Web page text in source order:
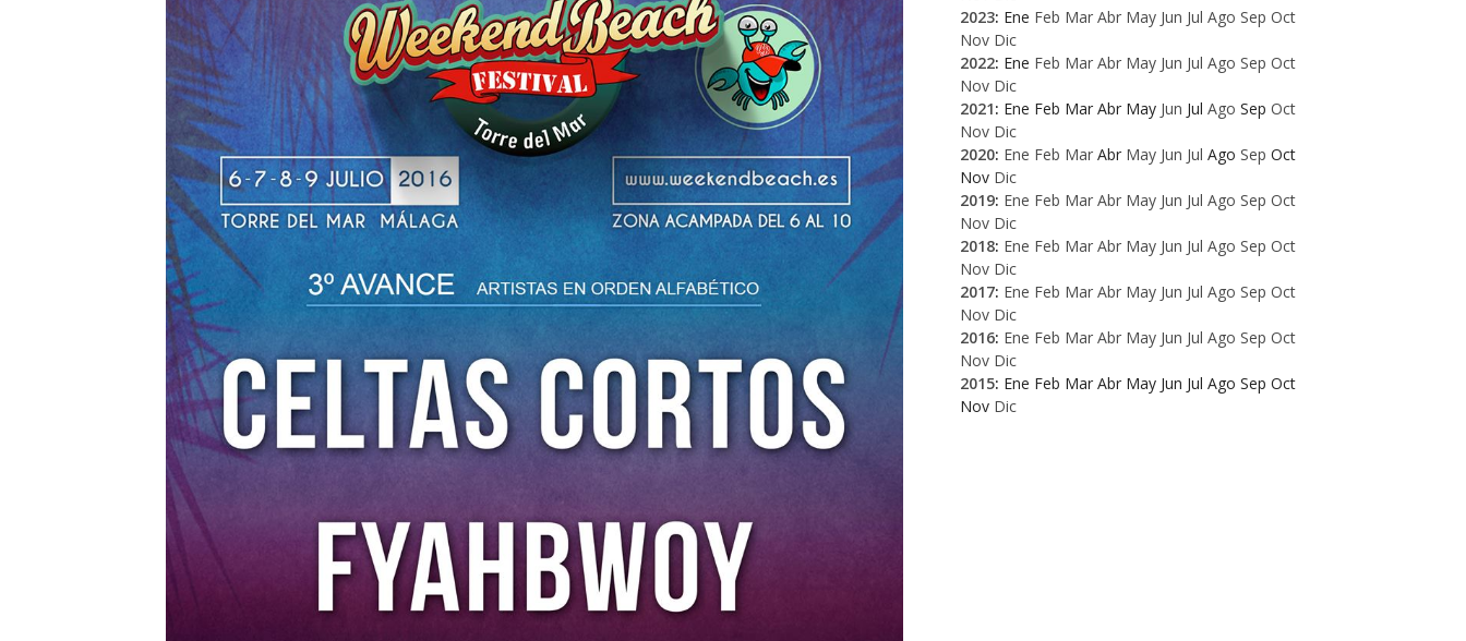
2023: Ene Feb Mar Abr May Jun Jul Ago Sep Oct
Nov Dic
2022: Ene Feb Mar Abr May Jun Jul Ago Sep Oct
Nov Dic
2021: Ene Feb Mar Abr May Jun Jul Ago Sep Oct
Nov Dic
2020: Ene Feb Mar Abr May Jun Jul Ago Sep Oct
Nov Dic
2019: Ene Feb Mar Abr May Jun Jul Ago Sep Oct
Nov Dic
2018: Ene Feb Mar Abr May Jun Jul Ago Sep Oct
Nov Dic
2017: Ene Feb Mar Abr May Jun Jul Ago Sep Oct
Nov Dic
2016: Ene Feb Mar Abr May Jun Jul Ago Sep Oct
Nov Dic
2015: Ene Feb Mar Abr May Jun Jul Ago Sep Oct
Nov Dic